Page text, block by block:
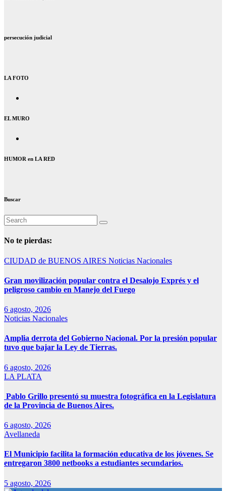
persecución judicial
LA FOTO
EL MURO
HUMOR en LA RED
Buscar
No te pierdas:
CIUDAD de BUENOS AIRES Noticias Nacionales
Gran movilización popular contra el Desalojo Exprés y el
peligroso cambio en Manejo del Fuego
6 agosto, 2026
Noticias Nacionales
Amplia derrota del Gobierno Nacional. Por la presión popular
tuvo que bajar la Ley de Tierras.
6 agosto, 2026
LA PLATA
Pablo Grillo presentó su muestra fotográfica en la Legislatura
de la Provincia de Buenos Aires.
6 agosto, 2026
Avellaneda
El Municipio facilita la formación educativa de los jóvenes. Se
entregaron 3800 netbooks a estudiantes secundarios.
5 agosto, 2026